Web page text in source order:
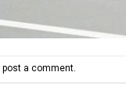
post a comment.